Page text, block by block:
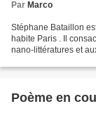
Par Marco
Stéphane Bataillon
habite Paris . Il
nano-littératures et
Poème en